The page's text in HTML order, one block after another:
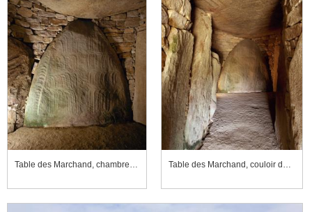
Table des Marchand, chambre polygonale, dalle gravée et appareillage en pierres sèches du cairn Table des Marchand, couloir du dolmen, vers la chambre polygonale